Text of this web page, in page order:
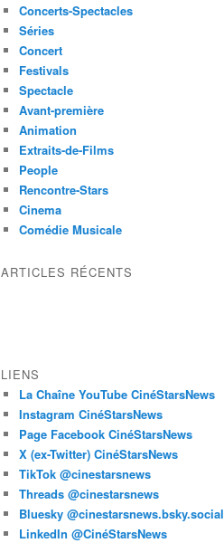
Concerts-Spectacles
Séries
Concert
Festivals
Spectacle
Avant-première
Animation
Extraits-de-Films
People
Rencontre-Stars
Cinema
Comédie Musicale
ARTICLES RÉCENTS
LIENS
La Chaîne YouTube CinéStarsNews
Instagram CinéStarsNews
Page Facebook CinéStarsNews
X (ex-Twitter) CinéStarsNews
TikTok @cinestarsnews
Threads @cinestarsnews
Bluesky @cinestarsnews.bsky.social‬
LinkedIn @CinéStarsNews